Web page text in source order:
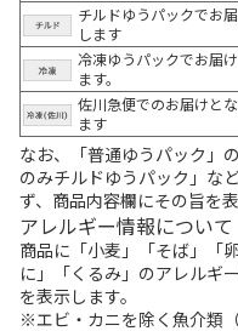
チルドゆうパックでお
します
冷凍ゆうパックでお届
ます。
佐川急便でのお届けと
ます
なお、「普通ゆうパック」
のみチルドゆうパック」な
ず、商品内容欄にその旨を
アレルギー情報について
商品に「小麦」「そば」「
に」「くるみ」のアレルギ
を表示します。
※エビ・カニを除く魚介類